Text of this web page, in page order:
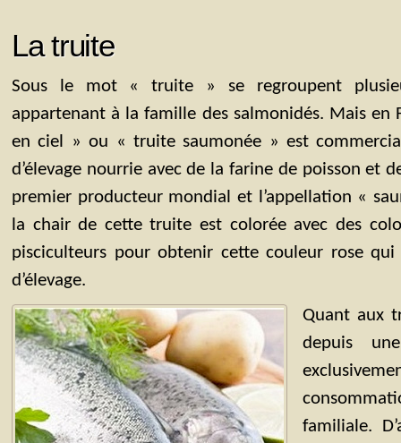
La truite
Sous le mot « truite » se regroupent
appartenant à la famille des salmonidés. Mais en
en ciel » ou « truite saumonée » est
d’élevage nourrie avec de la farine de poisson et
premier producteur mondial et l’appellation «
la chair de cette truite est colorée avec des
pisciculteurs pour obtenir cette couleur rose
d’élevage.
Quant aux
depuis
familiale.